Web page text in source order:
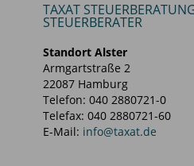
TAXAT
STEUERBERATER
Standort Alster
Armgartstraße 2
22087 Hamburg
Telefon: 040 2880721-0
Telefax: 040 2880721-60
E-Mail: info@taxat.de